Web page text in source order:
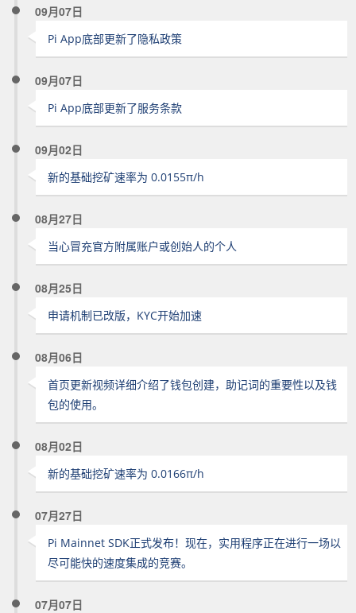
09月07日
Pi App底部更新了隐私政策
09月07日
Pi App底部更新了服务条款
09月02日
新的基础挖矿速率为 0.0155π/h
08月27日
当心冒充官方附属账户或创始人的个人
08月25日
申请机制已改版，KYC开始加速
08月06日
首页更新视频详细介绍了钱包创建，助记词的重要性以及钱
包的使用。
08月02日
新的基础挖矿速率为 0.0166π/h
07月27日
Pi Mainnet SDK正式发布！现在，实用程序正在进行一场以
尽可能快的速度集成的竞赛。
07月07日